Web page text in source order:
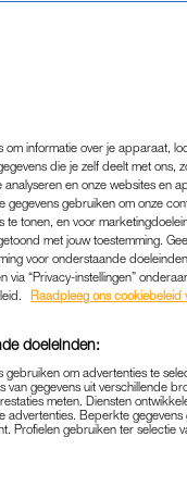
JONG
de nieuwe
samengesteld
informatie over je apparaat,
die je zelf deelt met ons,
en onze websites en
gegevens gebruiken om onze
te tonen, en voor
met jouw toestemming.
voor onderstaande
“Privacy-instellingen”
Raadpleeg ons cookiebeleid
doeleinden:
om advertenties te
gegevens uit verschillende
meten. Diensten
advertenties. Beperkte
Profielen gebruiken ter selectie